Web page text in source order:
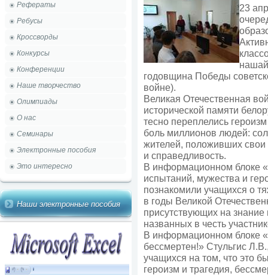
Рефераты
Ребусы
Кроссворды
Конкурсы
Конференции
Наше творчество
Олимпиады
О нас
Семинары
Электронные пособия
Это интересно
Наши электронные пособия
23
годовщина Победы
войне).
Великая Отечественная
исторической памяти
тесно переплелись
боль миллионов людей:
жителей, положивших свои
и справедливость.
В информационном блоке
испытаний, мужества и
познакомили учащихся о
в годы Великой
присутствующих на знание
названных в честь
В информационном блоке
бессмертен!» Стульгис
учащихся на том, что это
героизм и трагедия,